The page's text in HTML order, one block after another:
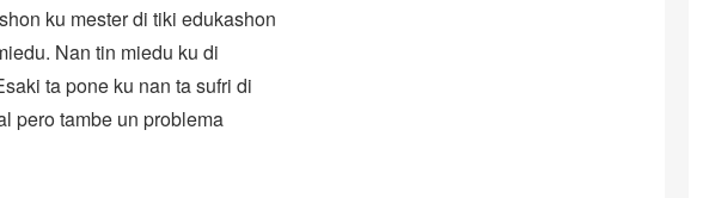
ku mester di tiki edukashon
Nan tin miedu ku di
ta pone ku nan ta sufri di
pero tambe un problema